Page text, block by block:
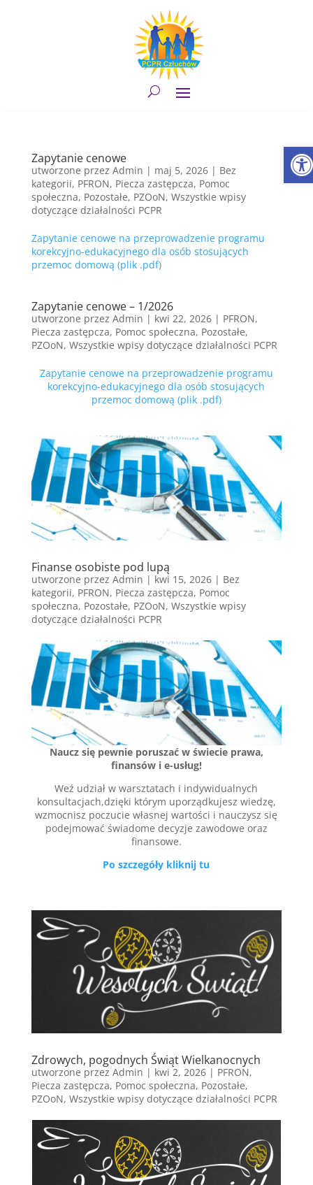
Zapytanie cenowe
utworzone przez Admin | maj 5, 2026| Bez
kategorii, PFRON, Piecza zastępcza, Pomoc
społeczna, Pozostałe, PZOoN, Wszystkie wpisy
dotyczące działalności PCPR
Zapytanie cenowe na przeprowadzenie programu
korekcyjno-edukacyjnego dla osób stosujących
przemoc domową (plik .pdf)
Zapytanie cenowe – 1/2026
utworzone przez Admin | kwi 22, 2026| PFRON,
Piecza zastępcza, Pomoc społeczna, Pozostałe,
PZOoN, Wszystkie wpisy dotyczące działalności PCPR
Zapytanie cenowe na przeprowadzenie programu
korekcyjno-edukacyjnego dla osób stosujących
przemoc domową (plik .pdf)
Finanse osobiste pod lupą
utworzone przez Admin | kwi 15, 2026| Bez
kategorii, PFRON, Piecza zastępcza, Pomoc
społeczna, Pozostałe, PZOoN, Wszystkie wpisy
dotyczące działalności PCPR
Naucz się pewnie poruszać w świecie prawa,
finansów i e-usług!
Weź udział w warsztatach i indywidualnych
konsultacjach,dzięki którym uporządkujesz wiedzę,
wzmocnisz poczucie własnej wartości i nauczysz się
podejmować świadome decyzje zawodowe oraz
finansowe.
Po szczegóły kliknij tu
Zdrowych, pogodnych Świąt Wielkanocnych
utworzone przez Admin | kwi 2, 2026| PFRON,
Piecza zastępcza, Pomoc społeczna, Pozostałe,
PZOoN, Wszystkie wpisy dotyczące działalności PCPR